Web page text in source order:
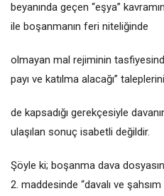
beyanında geçen “eşya”
ile boşanmanın feri niteliğinde
olmayan mal rejiminin
payı ve katılma alacağı” taleplerini
de kapsadığı gerekçesiyle
ulaşılan sonuç isabetli değildir.
Şöyle ki; boşanma dava
2. maddesinde “davalı ve şahsım